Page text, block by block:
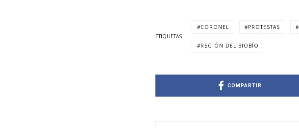
ETIQUETAS
CORONEL PROTESTAS
REGIÓN DEL BIOBÍO
COMPARTIR